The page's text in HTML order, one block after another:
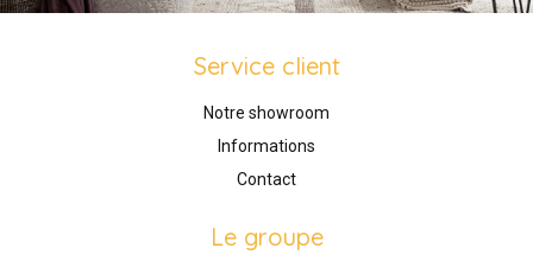
Service client
Notre showroom
Informations
Contact
Le groupe